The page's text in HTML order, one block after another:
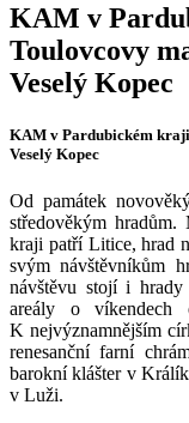
KAM v
Toulovcovy
Veselý Kopec
KAM v Pardubickém
Veselý Kopec
Od památek
středověkým
kraji patří Litice, hrad
svým návštěvníkům
návštěvu stojí i hrady
areály o víkendech
K nejvýznamnějším
renesanční farní
barokní klášter v
v Luži.